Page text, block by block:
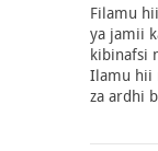
Filamu
ya jamii
kibinafsi
Ilamu hii
za ardhi